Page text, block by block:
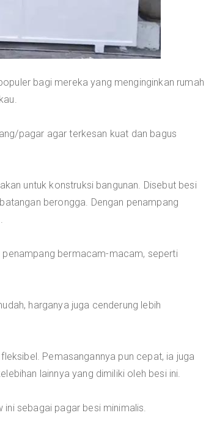
bagi mereka yang menginginkan rumah
pagar agar terkesan kuat dan bagus
untuk konstruksi bangunan. Disebut besi
berongga. Dengan penampang
bermacam-macam, seperti
harganya juga cenderung lebih
Pemasangannya pun cepat, ia juga
lainnya yang dimiliki oleh besi ini.
sebagai pagar besi minimalis.